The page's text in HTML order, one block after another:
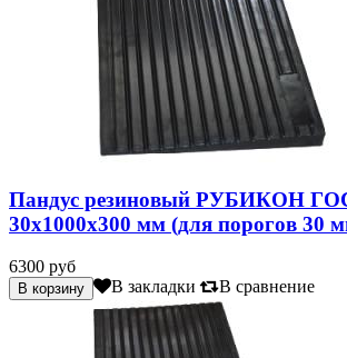
Пандус резиновый РУБИКОН
30х1000х300 мм (для порогов 30
6300 руб
В закладки В сравнение